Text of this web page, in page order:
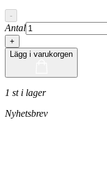
-
Antal
+
Lägg i varukorgen
1 st i lager
Nyhetsbrev